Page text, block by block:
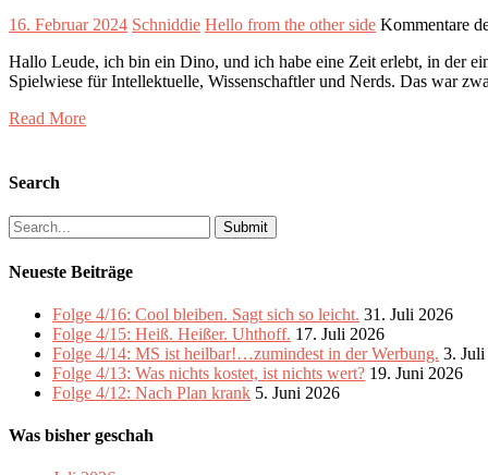
16. Februar 2024 Schniddie Hello from the other side Kommentare
Hallo Leude, ich bin ein Dino, und ich habe eine Zeit erlebt, in der
Spielwiese für Intellektuelle, Wissenschaftler und Nerds. Das war
Read More
Search
Search
for:
Neueste Beiträge
Folge 4/16: Cool bleiben. Sagt sich so leicht. 31. Juli 2026
Folge 4/15: Heiß. Heißer. Uhthoff. 17. Juli 2026
Folge 4/14: MS ist heilbar!…zumindest in der Werbung. 3.
Folge 4/13: Was nichts kostet, ist nichts wert? 19. Juni 2026
Folge 4/12: Nach Plan krank 5. Juni 2026
Was bisher geschah